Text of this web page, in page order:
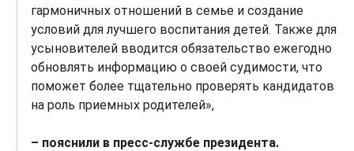
гармоничных отношений в семье и создание
условий для лучшего воспитания детей. Также для
усыновителей вводится обязательство ежегодно
обновлять информацию о своей судимости, что
поможет более тщательно проверять кандидатов
на роль приемных родителей»,
– пояснили в пресс-службе президента.